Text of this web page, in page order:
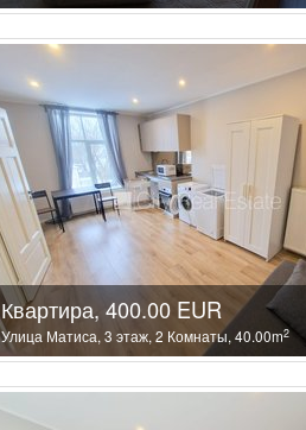
Квартира, 400.00 EUR
Улица Матиса, 3 этаж, 2 Комнаты, 40.00m2